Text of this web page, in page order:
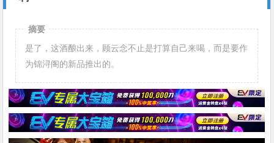
摘要
是了，这酒酿出来，顾云念不止是打算自己来喝，而是要作
为锦浔阁的新品推出的。